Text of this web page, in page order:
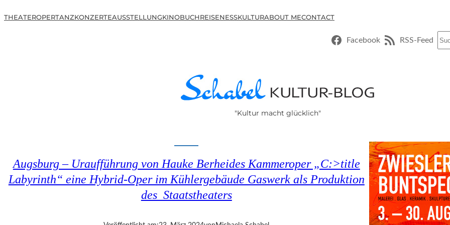
THEATEROPERTANZKONZERTEAUSSTELLUNGKINOBUCHREISENESSKULTURABOUT MECONTACT
Facebook RSS-Feed
"Kultur macht glücklich"
Augsburg – Uraufführung von Hauke Berheides Kammeroper „C:>title
Labyrinth“ eine Hybrid-Oper im Kühlergebäude Gaswerk als Produktion
des Staatstheaters